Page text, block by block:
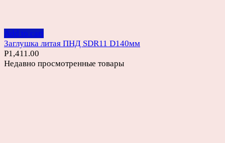
Add to cart
Заглушка литая ПНД SDR11 D140мм
Р1,411.00
Недавно просмотренные товары